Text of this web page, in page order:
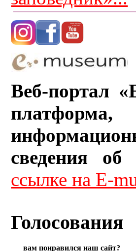
Веб-портал
сведения об
ссылке на E-
Голосования
вам понравился наш сайт?